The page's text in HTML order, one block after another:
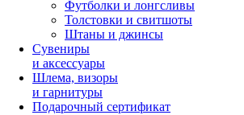
Футболки и лонгсливы
Толстовки и свитшоты
Штаны и джинсы
Сувениры
и аксессуары
Шлема, визоры
и гарнитуры
Подарочный сертификат